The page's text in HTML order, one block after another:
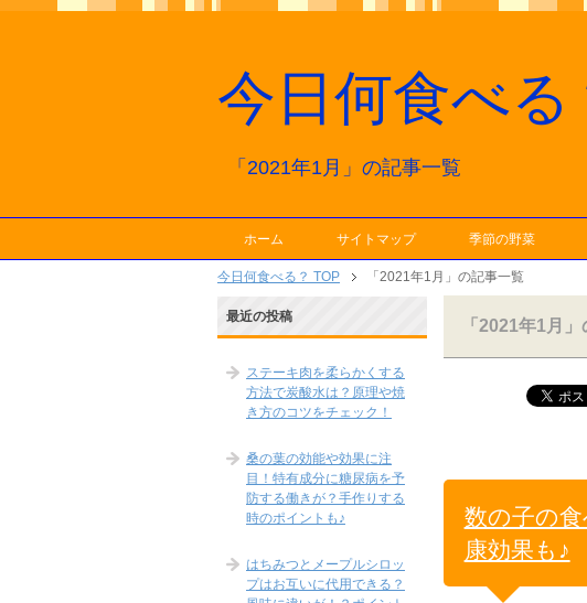
今日何食べる
「2021年1月」の記事一覧
ホーム サイトマップ 季節の野菜
今日何食べる？ TOP 「2021年1月」の記事一覧
「2021年1月
数の子の
康効果も♪
最近の投稿
ステーキ肉を柔らかくする
方法で炭酸水は？原理や焼
き方のコツをチェック！
桑の葉の効能や効果に注
目！特有成分に糖尿病を予
防する働きが？手作りする
時のポイントも♪
はちみつとメープルシロッ
プはお互いに代用できる？